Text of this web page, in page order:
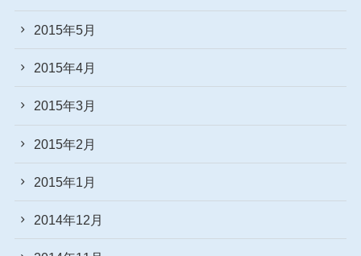
2015年5月
2015年4月
2015年3月
2015年2月
2015年1月
2014年12月